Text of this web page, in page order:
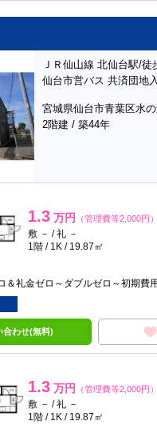
ＪＲ仙山線 北仙台駅/徒
仙台市営バス 共済団地
宮城県仙台市青葉区水
2階建 / 築44年
1.3 万円 （管理費等2,000円）
敷 － / 礼 －
1階 / 1K / 19.87㎡
＆礼金ゼロ～ダブルゼロ～初期費
合わせ(無料)
1.3 万円 （管理費等2,000円）
敷 － / 礼 －
1階 / 1K / 19.87㎡